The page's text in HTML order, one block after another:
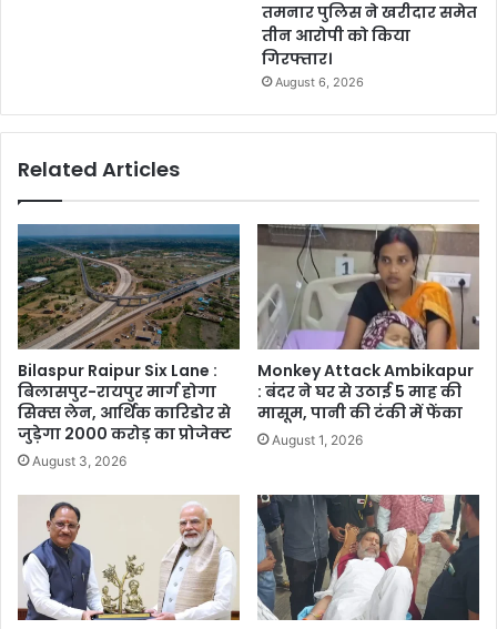
तमनार पुलिस ने खरीदार समेत
तीन आरोपी को किया
गिरफ्तार।
August 6, 2026
Related Articles
Bilaspur Raipur Six Lane :
बिलासपुर-रायपुर मार्ग होगा
सिक्स लेन, आर्थिक कारिडोर से
जुड़ेगा 2000 करोड़ का प्रोजेक्ट
August 3, 2026
Monkey Attack Ambikapur
: बंदर ने घर से उठाई 5 माह की
मासूम, पानी की टंकी में फेंका
August 1, 2026